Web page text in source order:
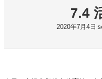
7.4
2020年7月4日